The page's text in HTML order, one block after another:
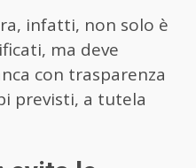
infatti, non solo è
ma deve
con trasparenza
previsti, a tutela